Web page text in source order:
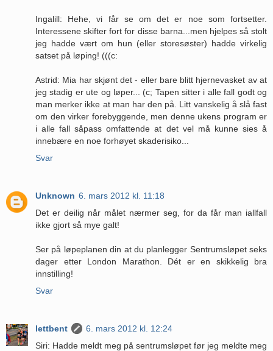
Ingalill: Hehe, vi får se om det er noe som fortsetter.
Interessene skifter fort for disse barna...men hjelpes så stolt
jeg hadde vært om hun (eller storesøster) hadde virkelig
satset på løping! (((c:
Astrid: Mia har skjønt det - eller bare blitt hjernevasket av at
jeg stadig er ute og løper... (c; Tapen sitter i alle fall godt og
man merker ikke at man har den på. Litt vanskelig å slå fast
om den virker forebyggende, men denne ukens program er
i alle fall såpass omfattende at det vel må kunne sies å
innebære en noe forhøyet skaderisiko...
Svar
Unknown 6. mars 2012 kl. 11:18
Det er deilig når målet nærmer seg, for da får man iallfall
ikke gjort så mye galt!
Ser på løpeplanen din at du planlegger Sentrumsløpet seks
dager etter London Marathon. Dét er en skikkelig bra
innstilling!
Svar
lettbent
6. mars 2012 kl. 12:24
Siri: Hadde meldt meg på sentrumsløpet før jeg meldte meg